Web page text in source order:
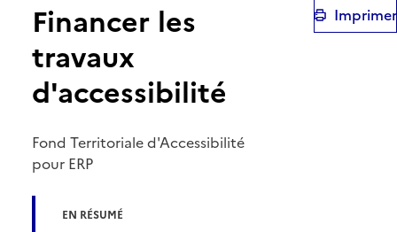
Financer les
travaux
d'accessibilité
Fond Territoriale d'Accessibilité
pour ERP
EN RÉSUMÉ
Imprimer